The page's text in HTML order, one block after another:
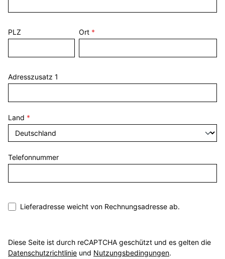
PLZ Ort *
Adresszusatz 1
Land *
Telefonnummer
Lieferadresse weicht von Rechnungsadresse ab.
Diese Seite ist durch reCAPTCHA geschützt und es gelten die
Datenschutzrichtlinie und Nutzungsbedingungen.